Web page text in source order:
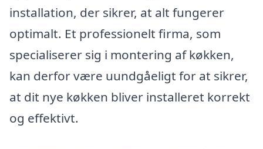
installation, der sikrer, at alt fungerer
optimalt. Et professionelt firma, som
specialiserer sig i montering af køkken,
kan derfor være uundgåeligt for at sikrer,
at dit nye køkken bliver installeret korrekt
og effektivt.